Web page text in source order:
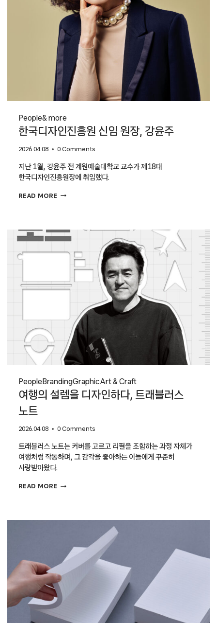
디렉터
People& more
한국디자인진흥원 신임 원장, 강윤주
2026.04.08 0 Comments
지난 1월, 강윤주 전 계원예술대학교 교수가 제18대
한국디자인진흥원장에 취임했다.
READ MORE 한국디자인진흥원
PeopleBrandingGraphicArt & Craft
여행의 설렘을 디자인하다, 트래블러스
노트
2026.04.08 0 Comments
트래블러스 노트는 커버를 고르고 리필을 조합하는 과정 자체가
여행처럼 작동하며, 그 감각을 좋아하는 이들에게 꾸준히
사랑받아왔다.
READ MORE 여행의
노트